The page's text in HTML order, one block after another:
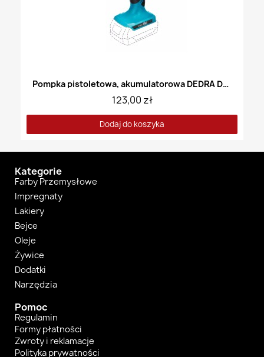
Pompka pistoletowa, akumulatorowa DEDRA DED7079
123,00 zł
Dodaj do koszyka
Kategorie
Farby Przemysłowe
Impregnaty
Lakiery
Bejce
Oleje
Żywice
Dodatki
Narzędzia
Pomoc
Regulamin
Formy płatności
Zwroty i reklamacje
Polityka prywatności